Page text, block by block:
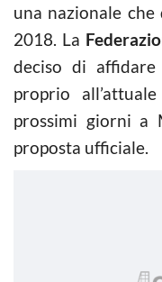
una nazionale
2018. La
deciso di
proprio
prossimi giorni a
proposta ufficiale.